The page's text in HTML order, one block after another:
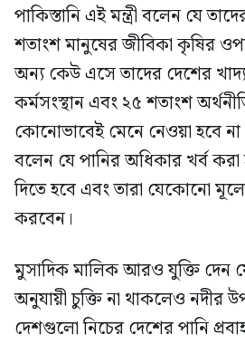
পাকিস্তানি এই মন্ত্রী বলেন যে
শতাংশ মানুষের জীবিকা কৃষির
অন্য কেউ এসে তাদের দেশের খাদ্য
কর্মসংস্থান এবং ২৫ শতাংশ
কোনোভাবেই মেনে নেওয়া হবে
বলেন যে পানির অধিকার খর্ব
দিতে হবে এবং তারা যেকোনো মূল্যে
করবেন।
মুসাদিক মালিক আরও যুক্তি দেন
অনুযায়ী চুক্তি না থাকলেও নদীর
দেশগুলো নিচের দেশের পানি